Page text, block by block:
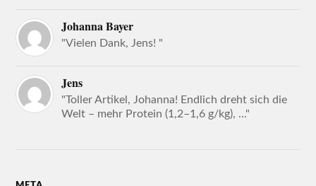
Johanna Bayer
"Vielen Dank, Jens! "
Jens
"Toller Artikel, Johanna! Endlich dreht sich die
Welt – mehr Protein (1,2–1,6 g/kg), ..."